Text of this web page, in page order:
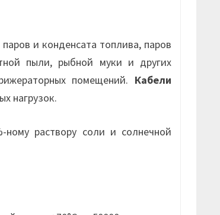
и конденсата топлива, паров
пыли, рыбной муки и других
помещений. Кабели
нагрузок.
раствору соли и солнечной